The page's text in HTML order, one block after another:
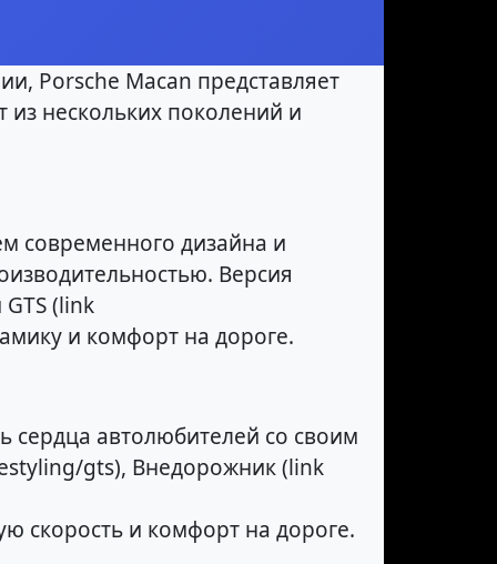
Porsche Macan представляет
нескольких поколений и
современного дизайна и
Версия
(link
и комфорт на дороге.
сердца автолюбителей со своим
gts), Внедорожник (link
скорость и комфорт на дороге.